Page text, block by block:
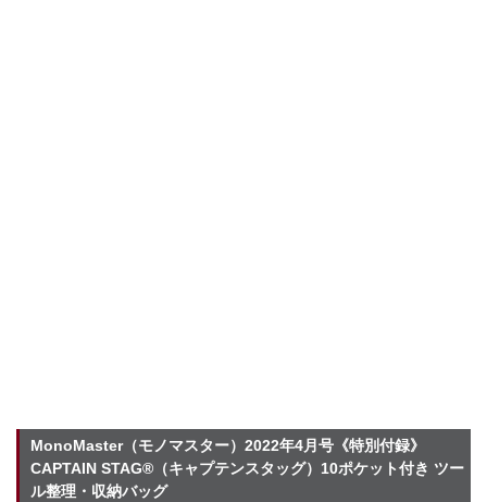
MonoMaster（モノマスター）2022年4月号《特別付録》
CAPTAIN STAG®（キャプテンスタッグ）10ポケット付き ツー
ル整理・収納バッグ